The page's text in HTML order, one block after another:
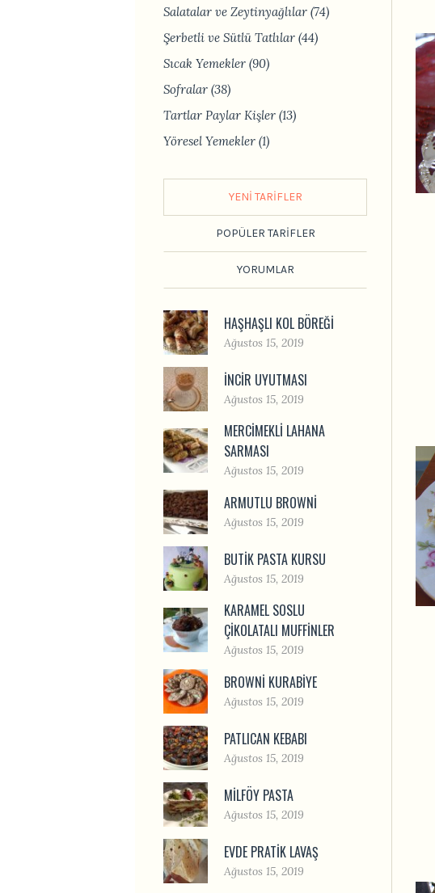
Salatalar ve Zeytinyağlılar (74)
Şerbetli ve Sütlü Tatlılar (44)
Sıcak Yemekler (90)
Sofralar (38)
Tartlar Paylar Kişler (13)
Yöresel Yemekler (1)
YENI TARIFLER
POPÜLER TARIFLER
YORUMLAR
HAŞHAŞLI KOL BÖREĞI
Ağustos 15, 2019
İNCIR UYUTMASI
Ağustos 15, 2019
MERCIMEKLI LAHANA
SARMASI
Ağustos 15, 2019
ARMUTLU BROWNI
Ağustos 15, 2019
BUTIK PASTA KURSU
Ağustos 15, 2019
KARAMEL SOSLU
ÇIKOLATALI MUFFINLER
Ağustos 15, 2019
BROWNI KURABIYE
Ağustos 15, 2019
PATLICAN KEBABI
Ağustos 15, 2019
MILFÖY PASTA
Ağustos 15, 2019
EVDE PRATIK LAVAŞ
Ağustos 15, 2019